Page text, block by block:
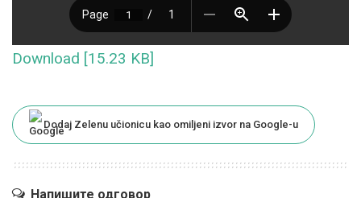
Download [15.23 KB]
Dodaj Zelenu učionicu kao omiljeni izvor na Google-u
Напишите одговор